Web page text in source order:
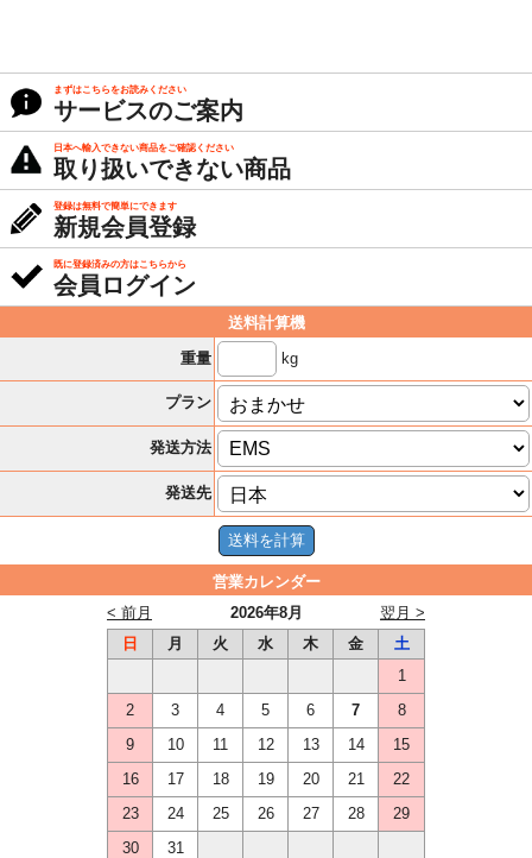
まずはこちらをお読みください
サービスのご案内
日本へ輸入できない商品をご確認ください
取り扱いできない商品
登録は無料で簡単にできます
新規会員登録
既に登録済みの方はこちらから
会員ログイン
送料計算機
重量
kg
プラン
発送方法
発送先
営業カレンダー
2026年8月
< 前月
翌月 >
日
月 火 水 木 金
土
1
2
3 4 5 6 7
8
9
10 11 12 13 14
15
16
17 18 19 20 21
22
23
24 25 26 27 28
29
30
31